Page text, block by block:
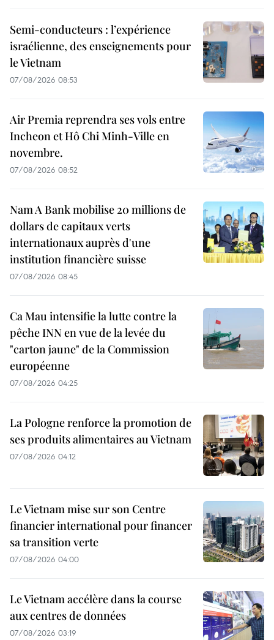
Semi-conducteurs : l’expérience
israélienne, des enseignements pour
le Vietnam
07/08/2026 08:53
Air Premia reprendra ses vols entre
Incheon et Hô Chi Minh-Ville en
novembre.
07/08/2026 08:52
Nam A Bank mobilise 20 millions de
dollars de capitaux verts
internationaux auprès d'une
institution financière suisse
07/08/2026 08:45
Ca Mau intensifie la lutte contre la
pêche INN en vue de la levée du
"carton jaune" de la Commission
européenne
07/08/2026 04:25
La Pologne renforce la promotion de
ses produits alimentaires au Vietnam
07/08/2026 04:12
Le Vietnam mise sur son Centre
financier international pour financer
sa transition verte
07/08/2026 04:00
Le Vietnam accélère dans la course
aux centres de données
07/08/2026 03:19